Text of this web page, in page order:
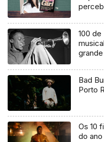
100
Bad
Porto
Os 10
do ano